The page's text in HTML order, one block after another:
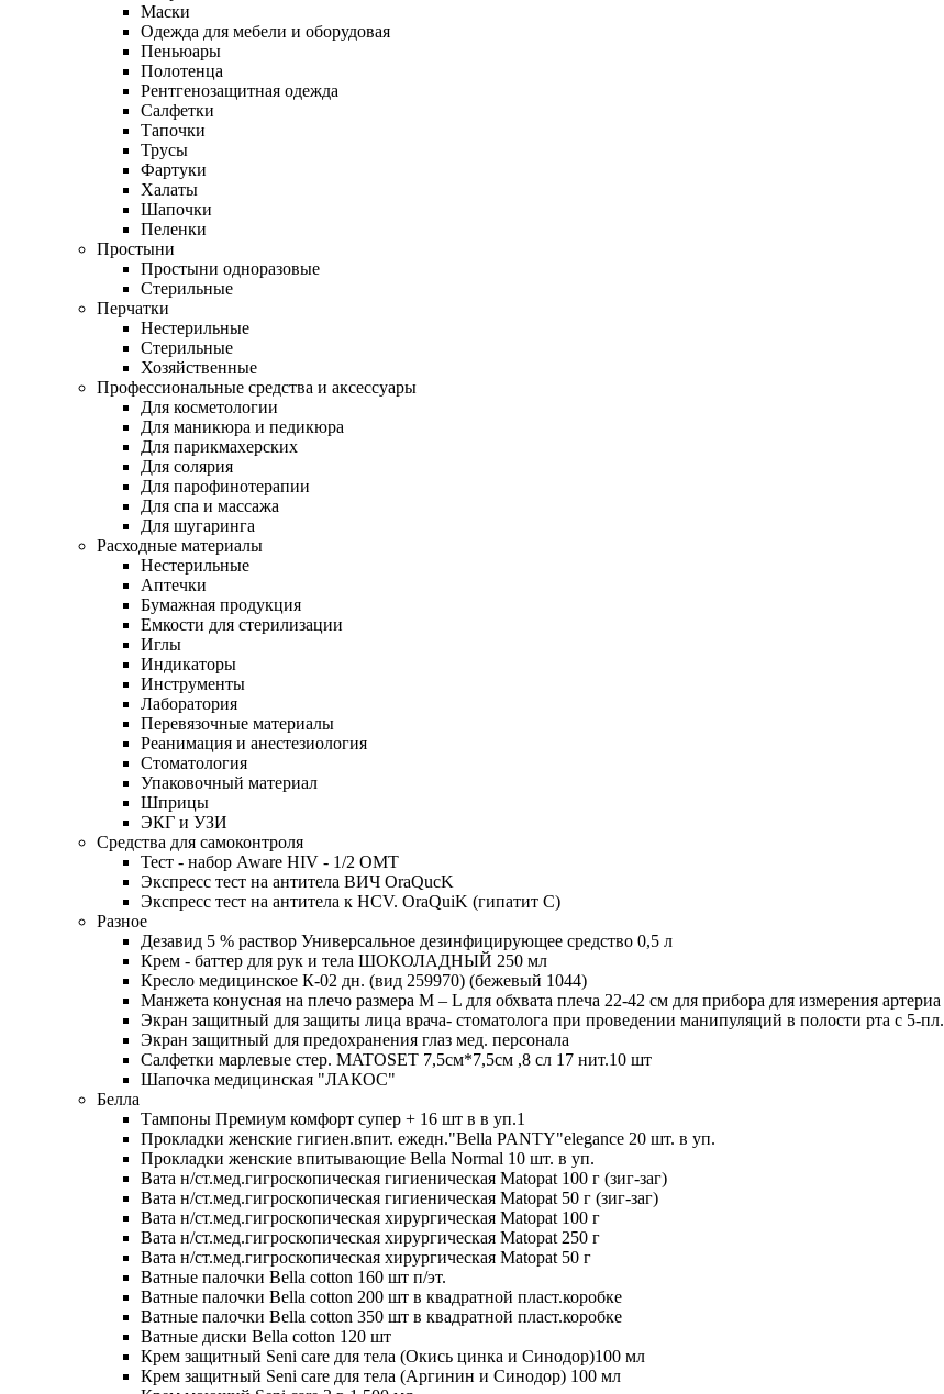
Маски
Одежда для мебели и оборудовая
Пеньюары
Полотенца
Рентгенозащитная одежда
Салфетки
Тапочки
Трусы
Фартуки
Халаты
Шапочки
Пеленки
Простыни
Простыни одноразовые
Стерильные
Перчатки
Нестерильные
Стерильные
Хозяйственные
Профессиональные средства и аксессуары
Для косметологии
Для маникюра и педикюра
Для парикмахерских
Для солярия
Для парофинотерапии
Для спа и массажа
Для шугаринга
Расходные материалы
Нестерильные
Аптечки
Бумажная продукция
Емкости для стерилизации
Иглы
Индикаторы
Инструменты
Лаборатория
Перевязочные материалы
Реанимация и анестезиология
Стоматология
Упаковочный материал
Шприцы
ЭКГ и УЗИ
Средства для самоконтроля
Тест - набор Aware HIV - 1/2 ОМТ
Экспресс тест на антитела ВИЧ OraQuсK
Экспресс тест на антитела к HCV. OraQuiK (гипатит С)
Разное
Дезавид 5 % раствор Универсальное дезинфицирующее средство 0,5 л
Крем - баттер для рук и тела ШОКОЛАДНЫЙ 250 мл
Кресло медицинское К-02 дн. (вид 259970) (бежевый 1044)
Манжета конусная на плечо размера М – L для обхвата плеча 22-42 см для прибора для измерения артериа
Экран защитный для защиты лица врача- стоматолога при проведении манипуляций в полости рта с 5-пл.
Экран защитный для предохранения глаз мед. персонала
Салфетки марлевые стер. MATOSET 7,5см*7,5см ,8 сл 17 нит.10 шт
Шапочка медицинская "ЛАКОС"
Белла
Тампоны Премиум комфорт супер + 16 шт в в уп.1
Прокладки женские гигиен.впит. ежедн."Bella PANTY"elegance 20 шт. в уп.
Прокладки женские впитывающие Bella Normal 10 шт. в уп.
Вата н/ст.мед.гигроскопическая гигиеническая Matopat 100 г (зиг-заг)
Вата н/ст.мед.гигроскопическая гигиеническая Matopat 50 г (зиг-заг)
Вата н/ст.мед.гигроскопическая хирургическая Matopat 100 г
Вата н/ст.мед.гигроскопическая хирургическая Matopat 250 г
Вата н/ст.мед.гигроскопическая хирургическая Matopat 50 г
Ватные палочки Bella cotton 160 шт п/эт.
Ватные палочки Bella cotton 200 шт в квадратной пласт.коробке
Ватные палочки Bella cotton 350 шт в квадратной пласт.коробке
Ватные диски Bella cotton 120 шт
Крем защитный Seni care для тела (Окись цинка и Синодор)100 мл
Крем защитный Seni care для тела (Аргинин и Синодор) 100 мл